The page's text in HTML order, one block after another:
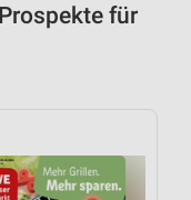
für
von